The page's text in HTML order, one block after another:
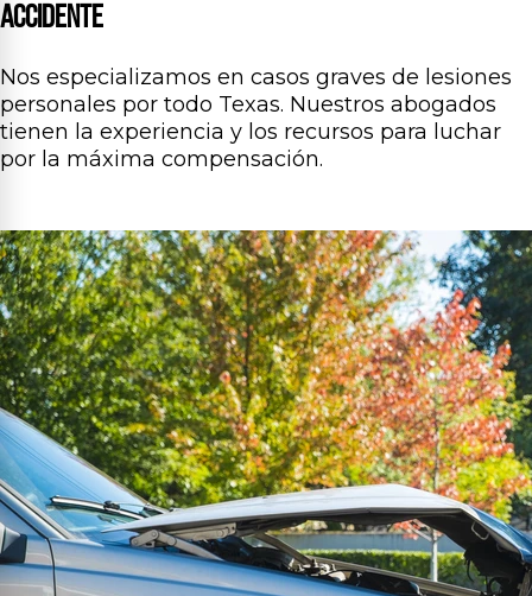
accidente
Nos especializamos en casos graves de lesiones
personales por todo Texas. Nuestros abogados
tienen la experiencia y los recursos para luchar
por la máxima compensación.